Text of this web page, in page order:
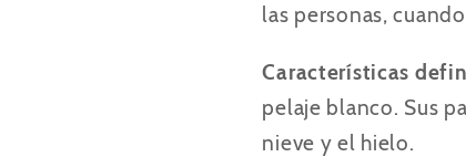
las personas,
Características
pelaje blanco. Sus
nieve y el hielo.